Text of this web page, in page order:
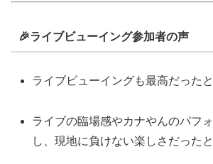
🎉ライブビューイング参加者の声
ライブビューイングも最高だった
ライブの臨場感やカナやんのパフ
し、現地に負けない楽しさだった